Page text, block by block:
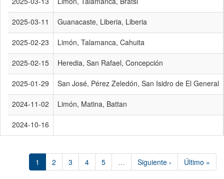
2025-03-11 Guanacaste, Liberia, Liberia
2025-02-23 Limón, Talamanca, Cahuita
2025-02-15 Heredia, San Rafael, Concepción
2025-01-29 San José, Pérez Zeledón, San Isidro de El General
2024-11-02 Limón, Matina, Battan
2024-10-16
1 2 3 4 5 … Siguiente › Último »